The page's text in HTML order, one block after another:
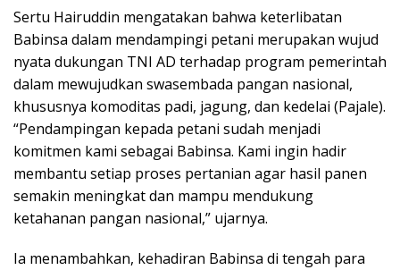
Sertu Hairuddin mengatakan bahwa keterlibatan
Babinsa dalam mendampingi petani merupakan wujud
nyata dukungan TNI AD terhadap program pemerintah
dalam mewujudkan swasembada pangan nasional,
khususnya komoditas padi, jagung, dan kedelai (Pajale).
“Pendampingan kepada petani sudah menjadi
komitmen kami sebagai Babinsa. Kami ingin hadir
membantu setiap proses pertanian agar hasil panen
semakin meningkat dan mampu mendukung
ketahanan pangan nasional,” ujarnya.
Ia menambahkan, kehadiran Babinsa di tengah para